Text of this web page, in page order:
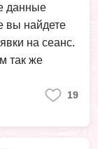
данные
вы найдете
на сеанс.
так же
19